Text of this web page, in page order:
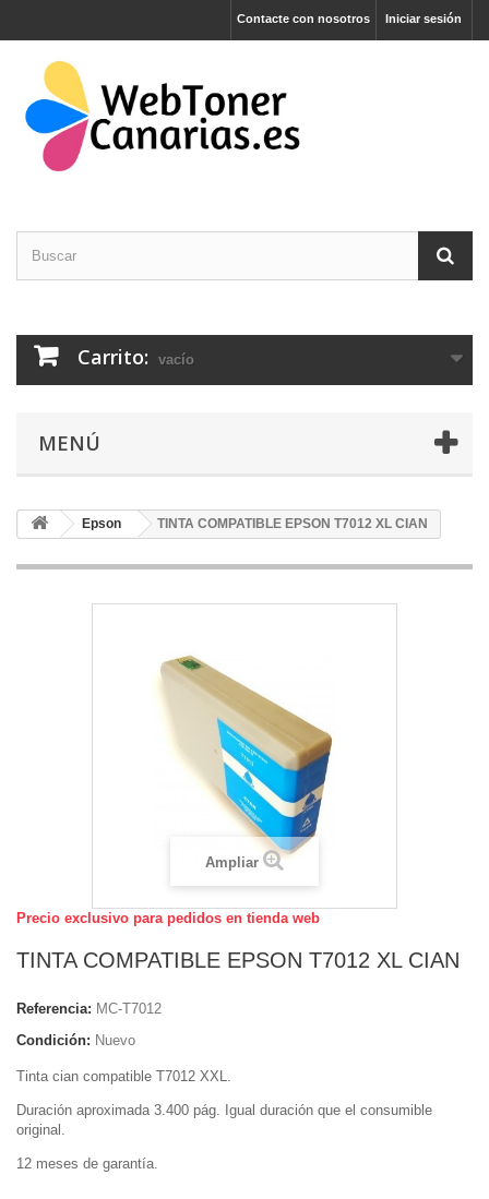
Iniciar sesión
Contacte con nosotros
Carrito: vacío
MENÚ
Epson TINTA COMPATIBLE EPSON T7012 XL CIAN
Ampliar
Precio exclusivo para pedidos en tienda web
TINTA COMPATIBLE EPSON T7012 XL CIAN
Referencia: MC-T7012
Condición: Nuevo
Tinta cian compatible T7012 XXL.
Duración aproximada 3.400 pág. Igual duración que el consumible
original.
12 meses de garantía.